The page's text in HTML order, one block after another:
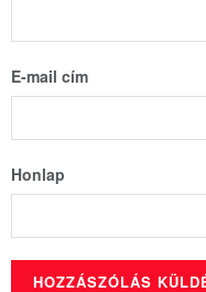
E-mail cím
Honlap